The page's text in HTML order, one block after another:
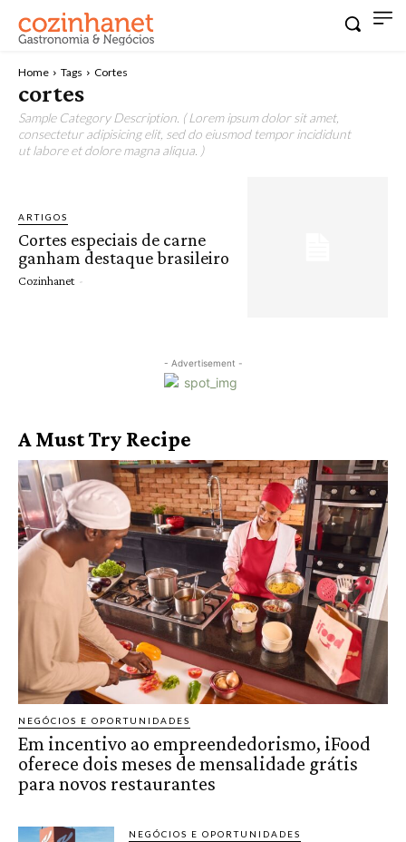
Home Tags Cortes
cortes
Sample Category Description. ( Lorem ipsum dolor sit amet,
consectetur adipisicing elit, sed do eiusmod tempor incididunt
ut labore et dolore magna aliqua. )
ARTIGOS
Cortes especiais de carne
ganham destaque brasileiro
Cozinhanet -
- Advertisement -
A Must Try Recipe
NEGÓCIOS E OPORTUNIDADES
Em incentivo ao empreendedorismo, iFood
oferece dois meses de mensalidade grátis
para novos restaurantes
NEGÓCIOS E OPORTUNIDADES